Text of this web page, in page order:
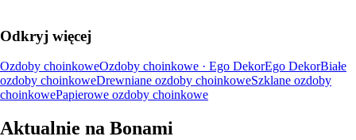
Odkryj więcej
Ozdoby choinkoweOzdoby choinkowe · Ego DekorEgo DekorBiałe
ozdoby choinkoweDrewniane ozdoby choinkoweSzklane ozdoby
choinkowePapierowe ozdoby choinkowe
Aktualnie na Bonami